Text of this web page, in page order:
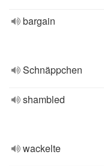
bargain
Schnäppchen
shambled
wackelte